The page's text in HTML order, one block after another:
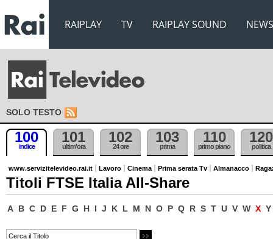
RAIPLAY TV RAIPLAY SOUND NEWS
SOLO TESTO
100
indice
101
ultim'ora
102
24 ore
103
prima
110
primo piano
120
politica
www.servizitelevideo.rai.it Lavoro Cinema Prima serata Tv Almanacco
Titoli FTSE Italia All-Share
A B C D E F G H I J K L M N O P Q R S T U V W X Y